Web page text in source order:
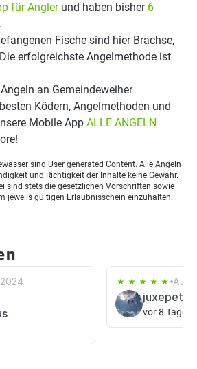
für Anglerund haben bisher 6
Fische sind hier Brachse,
erfolgreichste Angelmethode ist
an Gemeindeweiher
Ködern, Angelmethoden und
Mobile App ALLE ANGELN
sind User generated Content. Alle Angeln
und Richtigkeit der Inhalte keine Gewähr.
sind stets die gesetzlichen Vorschriften sowie
jeweils gültigen Erlaubnisschein einzuhalten.
Aug
juxepetri
vor 8 Tagen